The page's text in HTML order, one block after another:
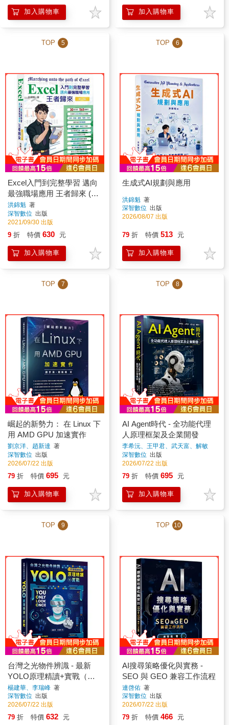
加入購物車 加入購物車
TOP 5
Excel入門到完整學習 邁向
最強職場應用 王者歸來 (全
彩印刷)第二版
洪錦魁 著
深智數位 出版
2021/09/30 出版
9 折 特價 630 元
加入購物車
TOP 6
生成式AI規劃與應用
洪錦魁 著
深智數位 出版
2026/08/07 出版
79 折 特價 513 元
加入購物車
TOP 7
崛起的新勢力： 在 Linux 下
用 AMD GPU 加速實作
劉京洋、趙新達 著
深智數位 出版
2026/07/22 出版
79 折 特價 695 元
加入購物車
TOP 8
AI Agent時代 - 全功能代理
人原理框架及企業開發
李希沅、王甲君、武天富、解敏
著
深智數位 出版
2026/07/22 出版
79 折 特價 695 元
加入購物車
TOP 9
台灣之光物件辨識 - 最新
YOLO原理精讀+實戰（好
評熱銷版）
楊建華、李瑞峰 著
深智數位 出版
2026/07/22 出版
79 折 特價 632 元
TOP 10
AI搜尋策略優化與實務 -
SEO 與 GEO 兼容工作流程
連啓佑 著
深智數位 出版
2026/07/22 出版
79 折 特價 466 元